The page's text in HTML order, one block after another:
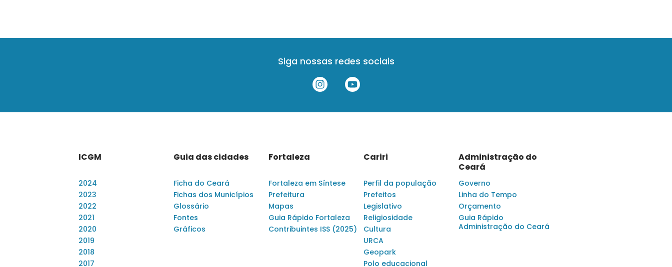
Siga nossas redes sociais
ICGM
2024
2023
2022
2021
2020
2019
2018
2017
Guia das cidades
Ficha do Ceará
Fichas dos Municípios
Glossário
Fontes
Gráficos
Fortaleza
Fortaleza em Síntese
Prefeitura
Mapas
Guia Rápido Fortaleza
Contribuintes ISS (2025)
Cariri
Perfil da população
Prefeitos
Legislativo
Religiosidade
Cultura
URCA
Geopark
Polo educacional
Administração do
Ceará
Governo
Linha do Tempo
Orçamento
Guia Rápido
Administração do Ceará